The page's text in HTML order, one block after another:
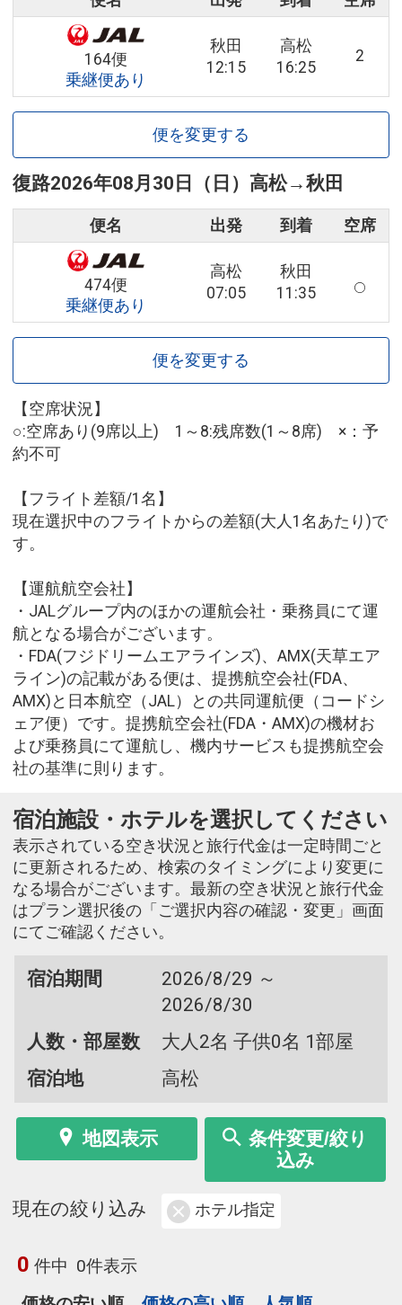
164便
乗継便あり
秋田
12:15
高松
16:25
2
便を変更する
復路2026年08月30日（日） 高松→秋田
便名 出発 到着 空席
474便
乗継便あり
高松
07:05
秋田
11:35
便を変更する
【空席状況】
○:空席あり(9席以上) 1～8:残席数(1～8席) ×：予
約不可
【フライト差額/1名】
現在選択中のフライトからの差額(大人1名あたり)で
す。
【運航航空会社】
・JALグループ内のほかの運航会社・乗務員にて運
航となる場合がございます。
・FDA(フジドリームエアラインズ)、AMX(天草エア
ライン)の記載がある便は、提携航空会社(FDA、
AMX)と日本航空（JAL）との共同運航便（コードシ
ェア便）です。提携航空会社(FDA・AMX)の機材お
よび乗務員にて運航し、機内サービスも提携航空会
社の基準に則ります。
宿泊施設・ホテルを選択してください
表示されている空き状況と旅行代金は一定時間ごと
に更新されるため、検索のタイミングにより変更に
なる場合がございます。最新の空き状況と旅行代金
はプラン選択後の「ご選択内容の確認・変更」画面
にてご確認ください。
宿泊期間
2026/8/29 ～
2026/8/30
人数・部屋数
大人2名 子供0名 1部屋
宿泊地
高松
地図表示
条件変更/絞り
込み
現在の絞り込み ホテル指定
0 件中 0件表示